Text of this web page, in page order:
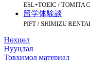
ESL+TOEIC / TOMITA
留学体験談
PIFT / SHIMIZU
Нөхцөл
Нууцлал
Товхимол материал